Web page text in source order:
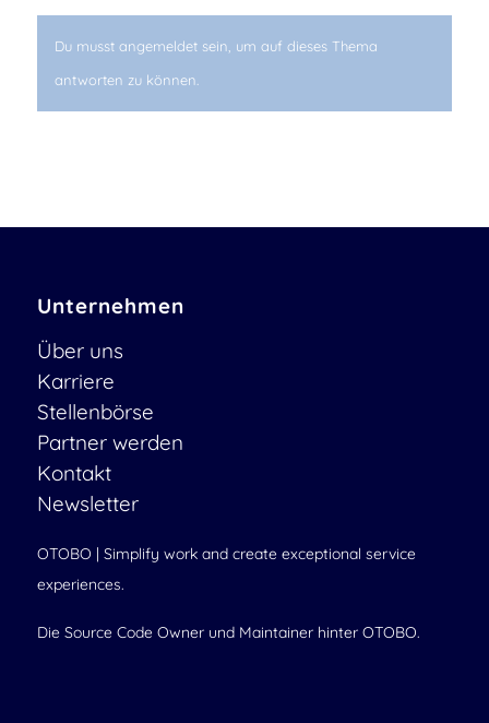
Du musst angemeldet sein, um auf dieses Thema
antworten zu können.
Unternehmen
Über uns
Karriere
Stellenbörse
Partner werden
Kontakt
Newsletter
OTOBO | Simplify work and create exceptional service
experiences.
Die Source Code Owner und Maintainer hinter OTOBO.